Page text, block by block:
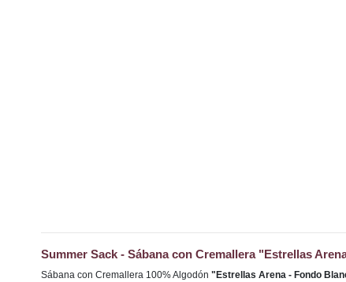
Summer Sack - Sábana con Cremallera "Estrellas
Sábana con Cremallera 100% Algodón "Estrellas Arena - Fondo